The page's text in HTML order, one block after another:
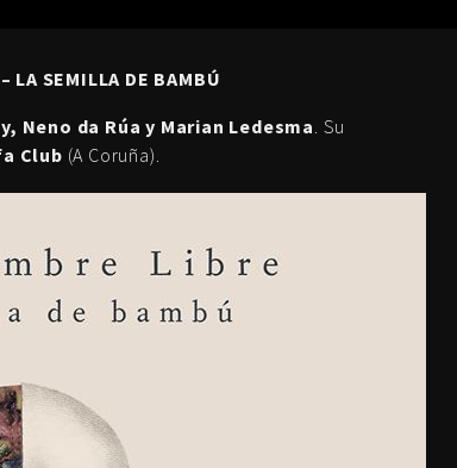
LA SEMILLA DE BAMBÚ
Neno da Rúa y Marian Ledesma . Su
Club (A Coruña).